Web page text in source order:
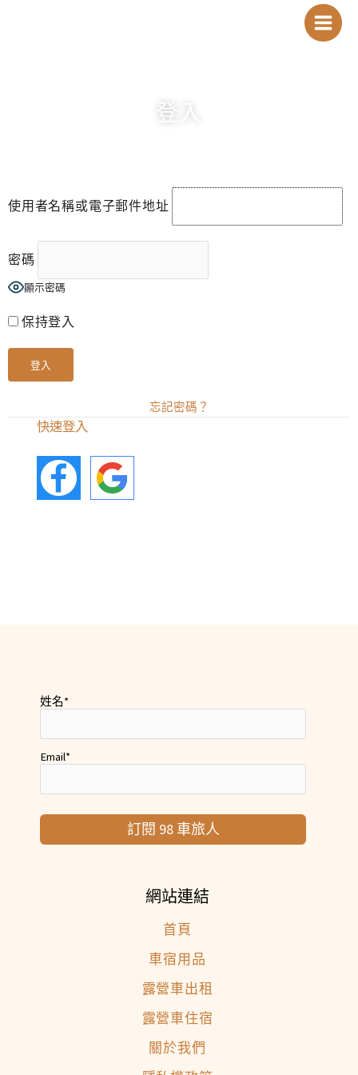
Main
Menu
登入
使用者名稱或電子郵件地址
密碼
顯示密碼
保持登入
忘記密碼？
快速登入
姓名*
Email*
訂閱 98 車旅人
網站連結
首頁
車宿用品
露營車出租
露營車住宿
關於我們